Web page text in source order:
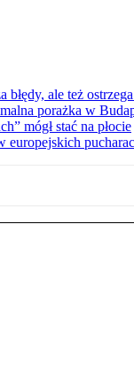
błędy, ale też
porażka w
mógł stać na płocie
europejskich